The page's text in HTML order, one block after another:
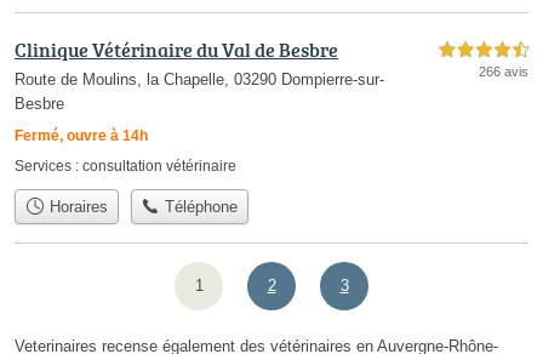
Clinique Vétérinaire du Val de Besbre
Route de Moulins, la Chapelle, 03290 Dompierre-sur-
Besbre
Fermé, ouvre à 14h
4,5 étoiles sur 5
266 avis
Services : consultation vétérinaire
Horaires Téléphone
1 2 3
Veterinaires recense également des vétérinaires en Auvergne-Rhône-